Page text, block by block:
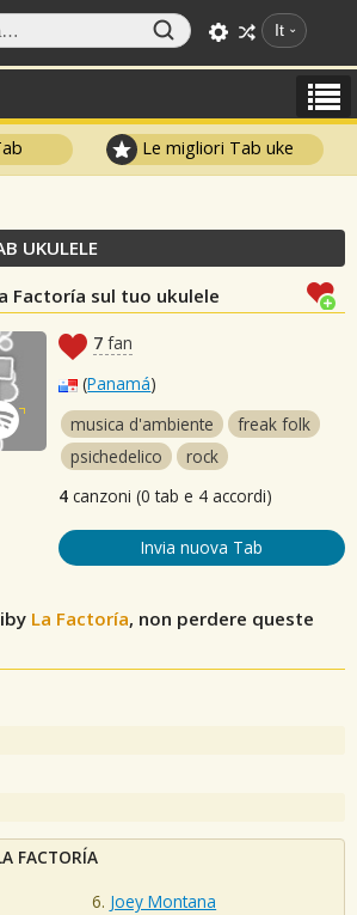
It
Le migliori Tab uke
UKULELE
Factoría sul tuo ukulele
7 fan
(Panamá)
musica d'ambiente
freak folk
psichedelico
rock
4 canzoni (0 tab e 4 accordi)
Invia nuova Tab
La Factoría, non perdere queste
FACTORÍA
Joey Montana